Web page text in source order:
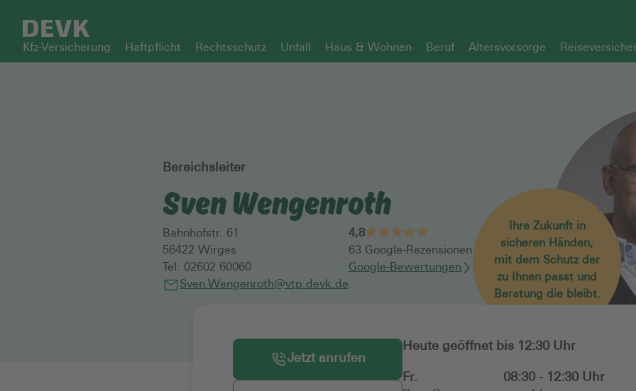
Kfz-Versicherung
Haftpflicht Rechtsschutz Unfall Haus & Wohnen Beruf Altersvorsorge
Bereichsleiter
Sven Wengenroth
Bahnhofstr. 61
56422 Wirges
Tel: 02602 60060
Sven.Wengenroth@vtp.devk.de
4,8
63 Google-Rezensionen
Google-Bewertungen
Ihre Zukunft in
sicheren Händen,
mit dem Schutz der
zu Ihnen passt und
Beratung die bleibt.
Jetzt anrufen
Heute geöffnet bis 12:30 Uhr
Fr.
08:30 - 12:30 Uhr